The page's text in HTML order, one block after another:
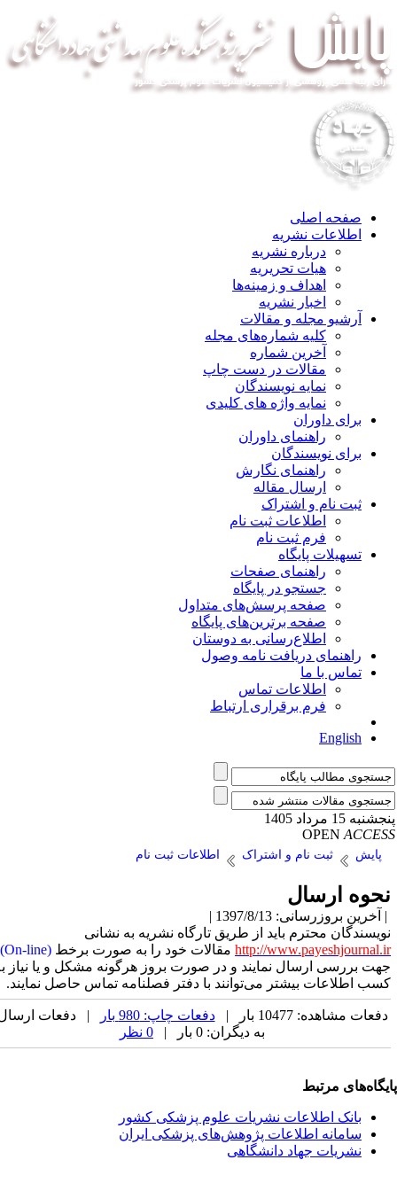
صفحه اصلی
اطلاعات نشریه
درباره نشریه
هیات تحریریه
اهداف و زمینه‌ها
اخبار نشریه
آرشیو مجله و مقالات
کلیه شماره‌های مجله
آخرین شماره
مقالات در دست چاپ
نمایه نویسندگان
نمایه واژه های کلیدی
برای داوران
راهنمای داوران
برای نویسندگان
راهنمای نگارش
ارسال مقاله
ثبت نام و اشتراک
اطلاعات ثبت نام
فرم ثبت نام
تسهیلات پایگاه
راهنمای صفحات
جستجو در پایگاه
صفحه پرسش‌های متداول
صفحه برترین‌های پایگاه
اطلاع‌رسانی به دوستان
راهنمای دریافت نامه وصول
تماس با ما
اطلاعات تماس
فرم برقراری ارتباط
English
15 مرداد 1405
OPEN
پایش ثبت نام و اشتراک اطلاعات ثبت نام
ارسال
بروزرسانی: 1397/8/13 |
محترم باید از طریق تارگاه نشریه به نشانی
http://مقالات خود را به صورت برخط(On-line)
بررسی ارسال نمایند و در صورت بروز هرگونه مشکل و یا نیاز به
اطلاعات بیشتر می‌توانند با دفتر فصلنامه تماس حاصل نمایند.
مشاهده: 10477 بار | دفعات چاپ: 980 بار
| دفعات ارسال
به دیگران: 0 بار |
مرتبط
بانک اطلاعات نشریات علوم پزشکی کشور
سامانه اطلاعات پژوهش‌های پزشکی ایران
نشریات جهاد دانشگاهی